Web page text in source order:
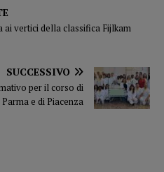
ai vertici della classifica Fijlkam
SUCCESSIVO
per il corso di
e di Piacenza